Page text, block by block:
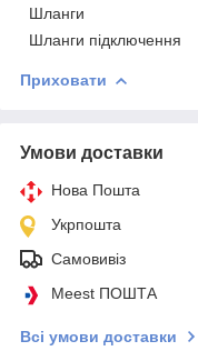
Шланги
Шланги підключення
Приховати
Умови доставки
Нова Пошта
Укрпошта
Самовивіз
Meest ПОШТА
Всі умови доставки